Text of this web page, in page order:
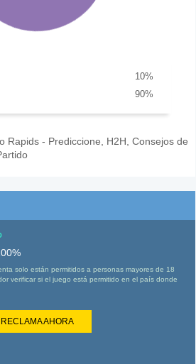
%
10
%
90
Rapids - Prediccione, H2H, Consejos de
solo están permitidos a personas mayores de 18
verificar si el juego está permitido en el país donde
RECLAMA AHORA